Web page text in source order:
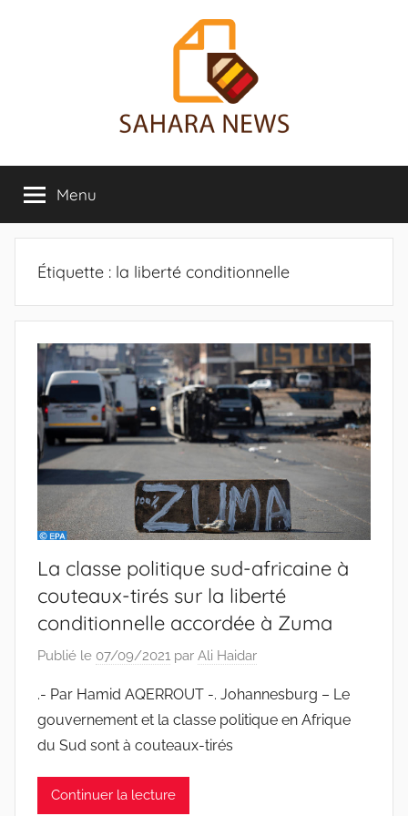
Sahara
News
sur
le
Sahara
révélée
Menu
Étiquette : la liberté conditionnelle
La classe politique sud-africaine à
couteaux-tirés sur la liberté
conditionnelle accordée à Zuma
Publié le 07/09/2021 par Ali Haidar
.- Par Hamid AQERROUT -. Johannesburg – Le
gouvernement et la classe politique en Afrique
du Sud sont à couteaux-tirés
Continuer la lecture